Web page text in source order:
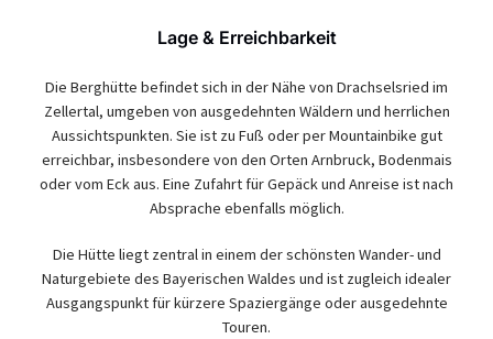
Lage & Erreichbarkeit
Die Berghütte befindet sich in der Nähe von Drachselsried im
Zellertal, umgeben von ausgedehnten Wäldern und herrlichen
Aussichtspunkten. Sie ist zu Fuß oder per Mountainbike gut
erreichbar, insbesondere von den Orten Arnbruck, Bodenmais
oder vom Eck aus. Eine Zufahrt für Gepäck und Anreise ist nach
Absprache ebenfalls möglich.
Die Hütte liegt zentral in einem der schönsten Wander- und
Naturgebiete des Bayerischen Waldes und ist zugleich idealer
Ausgangspunkt für kürzere Spaziergänge oder ausgedehnte
Touren.